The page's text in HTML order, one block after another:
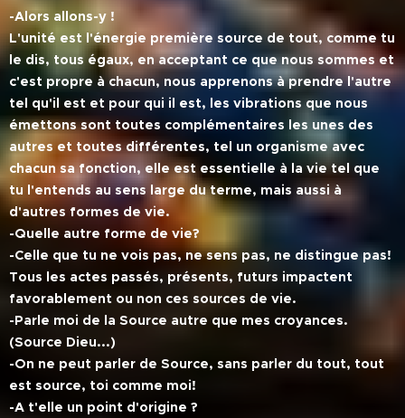
-Alors allons-y !
L'unité est l'énergie première source de tout, comme tu
le dis, tous égaux, en acceptant ce que nous sommes et
c'est propre à chacun, nous apprenons à prendre l'autre
tel qu'il est et pour qui il est, les vibrations que nous
émettons sont toutes complémentaires les unes des
autres et toutes différentes, tel un organisme avec
chacun sa fonction, elle est essentielle à la vie tel que
tu l'entends au sens large du terme, mais aussi à
d'autres formes de vie.
-Quelle autre forme de vie?
-Celle que tu ne vois pas, ne sens pas, ne distingue pas!
Tous les actes passés, présents, futurs impactent
favorablement ou non ces sources de vie.
-Parle moi de la Source autre que mes croyances.
(Source Dieu...)
-On ne peut parler de Source, sans parler du tout, tout
est source, toi comme moi!
-A t'elle un point d'origine ?